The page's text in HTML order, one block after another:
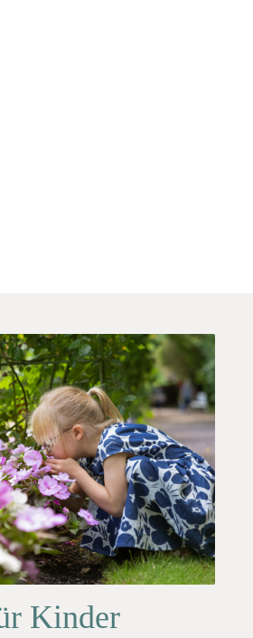
Kinder